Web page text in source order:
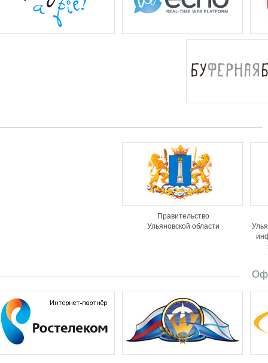
Правительство
Ульяновской области